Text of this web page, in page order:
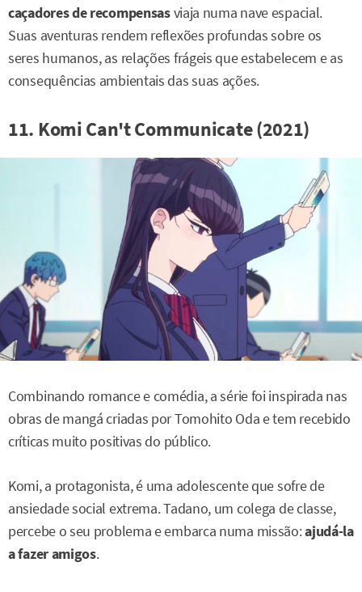
caçadores de recompensasviaja numa nave espacial.
Suas aventuras rendem reflexões profundas sobre os
seres humanos, as relações frágeis que estabelecem e as
consequências ambientais das suas ações.
11. Komi Can't Communicate (2021)
Combinando romance e comédia, a série foi inspirada nas
obras de mangá criadas por Tomohito Oda e tem recebido
críticas muito positivas do público.
Komi, a protagonista, é uma adolescente que sofre de
ansiedade social extrema. Tadano, um colega de classe,
percebe o seu problema e embarca numa missão:ajudá-la
a fazer amigos.